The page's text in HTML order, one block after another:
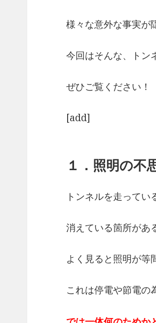
様々な意外な事実が
今回はそんな、トン
ぜひご覧ください！
[add]
１．照明の不
トンネルを走って
消えている箇所があ
よく見ると照明が等
これは停電や節電の